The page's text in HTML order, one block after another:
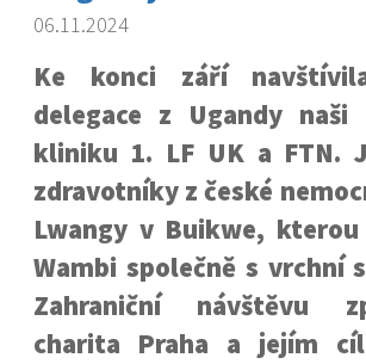
06.11.2024
Ke konci září
delegace z Ugandy naši
kliniku 1. LF UK a FTN.
zdravotníky z české
Lwangy v Buikwe,
Wambi společně s vrchní
Zahraniční návštěvu
charita Praha a jejím